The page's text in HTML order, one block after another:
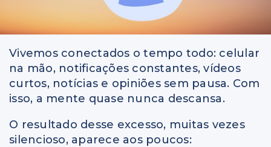
Vivemos conectados o tempo todo: celular
na mão, notificações constantes, vídeos
curtos, notícias e opiniões sem pausa. Com
isso, a mente quase nunca descansa.
O resultado desse excesso, muitas vezes
silencioso, aparece aos poucos: